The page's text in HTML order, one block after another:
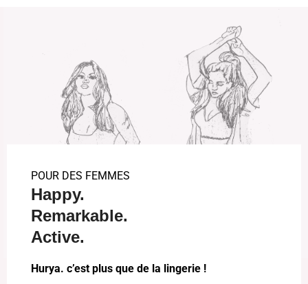
POUR DES FEMMES
Happy.
Remarkable.
Active.
Hurya. c’est plus que de la lingerie !